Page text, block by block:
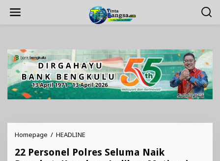
Homepage / HEADLINE
Polres
22 Personel Polres Seluma Naik